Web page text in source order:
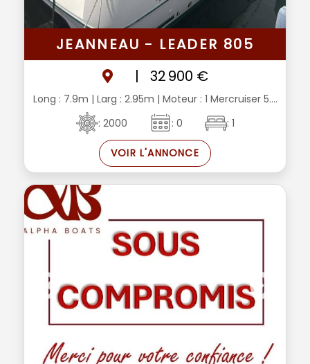
JEANNEAU - LEADER 805
|
32 900 €
Long : 7.9m | Larg : 2.95m | Moteur : 1 Mercruiser 5....
: 2000
: 0 : 1
VOIR L'ANNONCE